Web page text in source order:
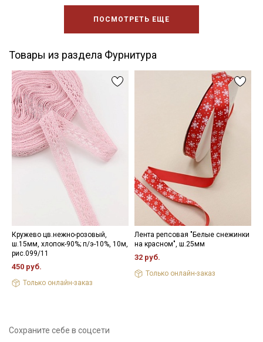
ПОСМОТРЕТЬ ЕЩЕ
Товары из раздела Фурнитура
Кружево цв.нежно-розовый,
ш.15мм, хлопок-90%; п/э-10%, 10м,
рис.099/11
450 руб.
Только онлайн-заказ
Лента репсовая "Белые снежинки
на красном", ш.25мм
32 руб.
Только онлайн-заказ
Сохраните себе в соцсети